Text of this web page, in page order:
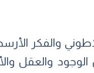
والفكر
والعقل